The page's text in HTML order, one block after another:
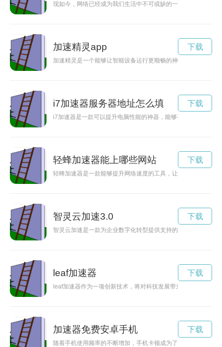
现如今，网络已经成为我们生活中不可或缺的一部分，而网络
加速精灵app
加速精灵是一个能够让智能设备运行更顺畅的神奇工具，让我
下载
i7加速器服务器地址怎么填
i7加速器是一款可以提升电脑性能的神器，能够有效加速i7处理
下载
轻蜂加速器能上哪些网站
轻蜂加速器是一款能够提升网络速度的工具，让用户享受更加
下载
智灵云加速3.0
智灵云加速是一款为企业数字化转型提供支持的创新技术，通
下载
leaf加速器
leaf加速器作为一项创新技术，将对科技发展带来革命性的影
下载
加速器免费安卓手机
随着手机使用频率的不断增加，手机卡顿成为了用户诟病的问
下载